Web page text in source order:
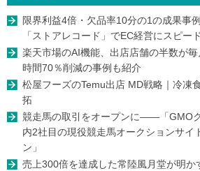
限界利益4倍・欠品率10分の1の成果事
「ストアレコード」でEC経営にスピー
楽天市場のAI機能、出店店舗の半数が
時間70％削減の事例も紹介
松屋フーズのTemu出店 MD戦略｜冷凍
拓
競走馬の取引をオープンに――「GMO
内2社目の現役競走馬オークションサイ
ン」
売上300倍を達成した常陸風月堂が明か